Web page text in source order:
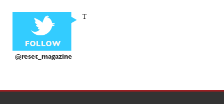
@reset_magazine
T